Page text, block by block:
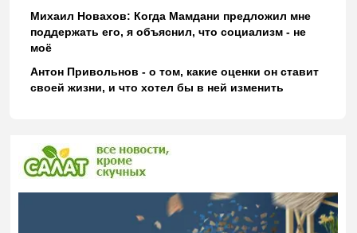
Михаил Новахов: Когда Мамдани предложил мне
поддержать его, я объяснил, что социализм - не
моё
Антон Привольнов - о том, какие оценки он ставит
своей жизни, и что хотел бы в ней изменить